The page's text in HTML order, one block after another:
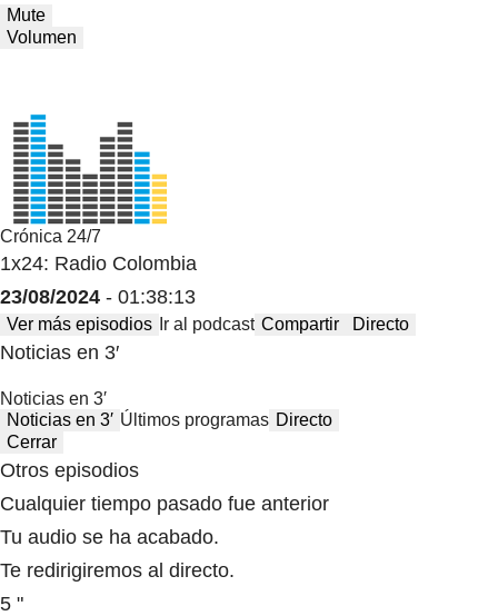
Mute
Volumen
Crónica 24/7
1x24: Radio Colombia
23/08/2024 - 01:38:13
Ver más episodios Ir al podcast Compartir Directo
Noticias en 3′
Noticias en 3′
Noticias en 3′ Últimos programas Directo
Cerrar
Otros episodios
Cualquier tiempo pasado fue anterior
Tu audio se ha acabado.
Te redirigiremos al directo.
5 "